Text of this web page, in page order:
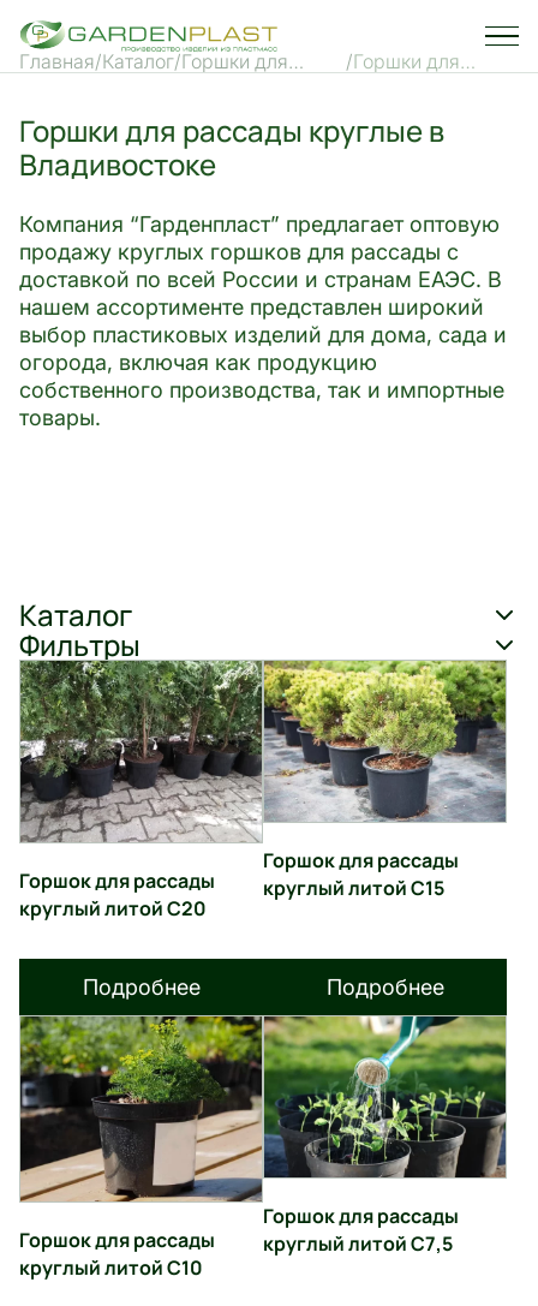
Главная Каталог Горшки для
Горшки для
Горшки для рассады круглые в
Владивостоке
Компания “Гарденпласт” предлагает оптовую
продажу круглых горшков для рассады с
доставкой по всей России и странам ЕАЭС. В
нашем ассортименте представлен широкий
выбор пластиковых изделий для дома, сада и
огорода, включая как продукцию
собственного производства, так и импортные
товары.
Каталог
Фильтры
Горшок для рассады
круглый литой С20
Подробнее
Горшок для рассады
круглый литой С15
Подробнее
Горшок для рассады
круглый литой С10
Горшок для рассады
круглый литой С7,5